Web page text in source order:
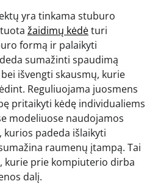
yra tinkama stuburo
žaidimų kėdėturi
formą ir palaikyti
sumažinti spaudimą
išvengti skausmų, kurie
Reguliuojama juosmens
pritaikyti kėdę individualiems
modeliuose naudojamos
kurios padeda išlaikyti
raumenų įtampą. Tai
kurie prie kompiuterio dirba
dalį.